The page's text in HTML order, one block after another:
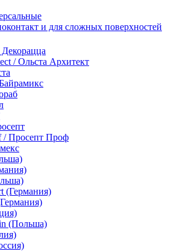
и для сложных поверхностей
штукатурки
универсальные, нейтральные
санитарные (антигрибковые)
для срубов
штукатурки и краски
для декора, патина
шелк
(эффект мрамора)
(эффект песчаных вихрей)
шпаклевка
/ Ольста Архитект
/ Просепт Проф
(Германия)
(Польша)